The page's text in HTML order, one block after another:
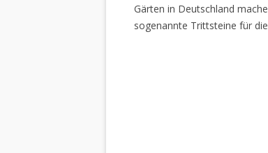
Gärten in Deutschland
sogenannte Trittsteine für